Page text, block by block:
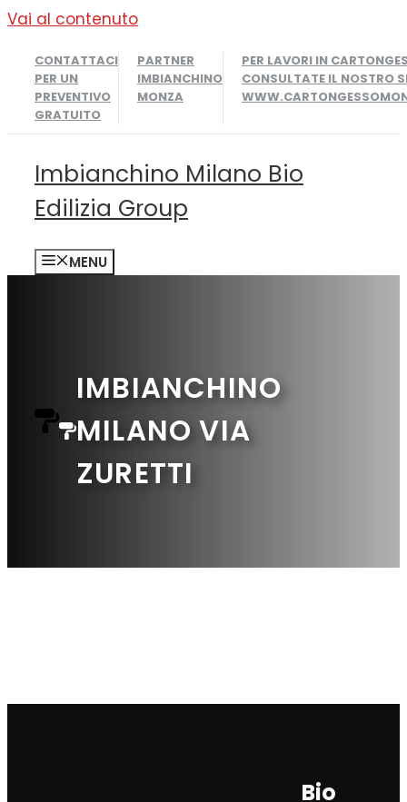
Vai al contenuto
CONTATTACI
PER UN
PREVENTIVO
GRATUITO
PARTNER
IMBIANCHINO
MONZA
PER LAVORI IN
CONSULTATE IL NOSTRO
Imbianchino Milano Bio
Edilizia Group
MENU
IMBIANCHINO
MILANO VIA
ZURETTI
Bio